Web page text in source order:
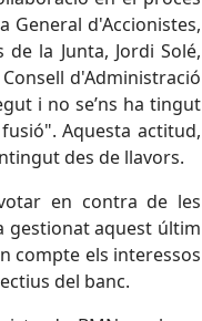
General d'Accionistes,
la Junta, Jordi Solé,
d'Administració
i no se’ns ha tingut
Aquesta actitud,
des de llavors.
en contra de les
gestionat aquest últim
compte els interessos
del banc.